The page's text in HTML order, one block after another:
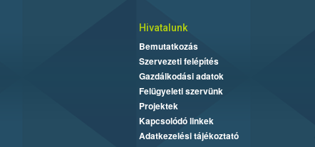
Hivatalunk
Bemutatkozás
Szervezeti felépítés
Gazdálkodási adatok
Felügyeleti szervünk
Projektek
Kapcsolódó linkek
Adatkezelési tájékoztató